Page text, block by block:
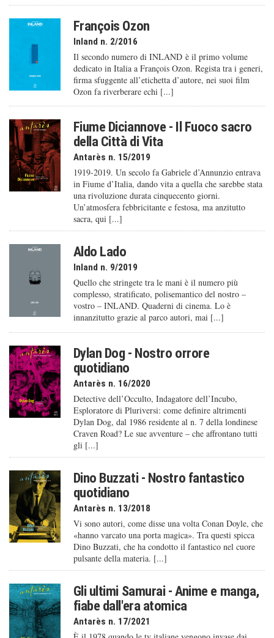
François Ozon
Inland n. 2/2016
Il secondo numero di INLAND è il primo volume
dedicato in Italia a François Ozon. Regista tra i generi,
firma sfuggente all’etichetta d’autore, nei suoi film
Ozon fa riverberare echi [...]
Fiume Diciannove - Il Fuoco sacro
della Città di Vita
Antarès n. 15/2019
1919-2019. Un secolo fa Gabriele d’Annunzio entrava
in Fiume d’Italia, dando vita a quella che sarebbe stata
una rivoluzione durata cinquecento giorni.
Un’atmosfera febbricitante e festosa, ma anzitutto
sacra, qui [...]
Aldo Lado
Inland n. 9/2019
Quello che stringete tra le mani è il numero più
complesso, stratificato, polisemantico del nostro –
vostro – INLAND. Quaderni di cinema. Lo è
innanzitutto grazie al parco autori, mai [...]
Dylan Dog - Nostro orrore
quotidiano
Antarès n. 16/2020
Detective dell’Occulto, Indagatore dell’Incubo,
Esploratore di Pluriversi: come definire altrimenti
Dylan Dog, dal 1986 residente al n. 7 della londinese
Craven Road? Le sue avventure – che affrontano tutti
gli [...]
Dino Buzzati - Nostro fantastico
quotidiano
Antarès n. 13/2018
Vi sono autori, come disse una volta Conan Doyle, che
«hanno varcato una porta magica». Tra questi spicca
Dino Buzzati, che ha condotto il fantastico nel cuore
pulsante della materia. [...]
Gli ultimi Samurai - Anime e manga,
fiabe dall'era atomica
Antarès n. 17/2021